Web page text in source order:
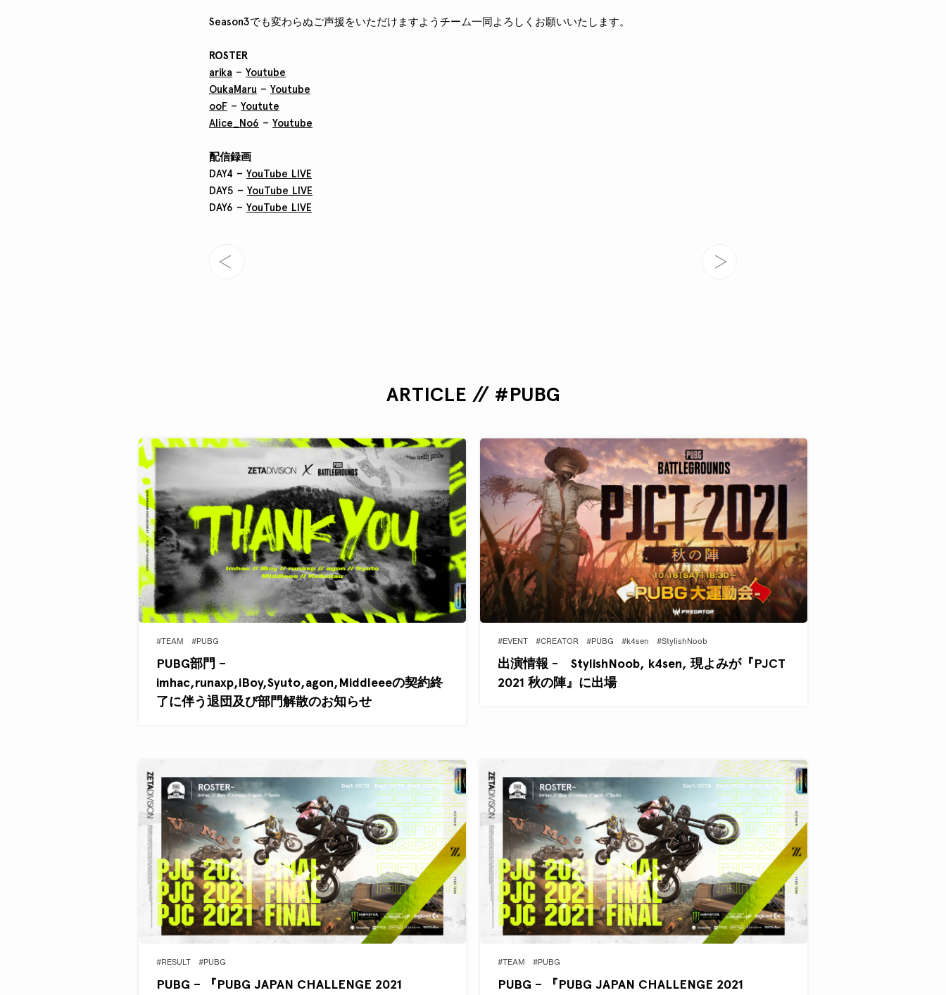
Season3でも変わらぬご声援をいただけますようチーム一同よろしくお願いいたします。
ROSTER
arika – Youtube
OukaMaru – Youtube
ooF – Youtute
Alice_No6 – Youtube
配信録画
DAY4 – YouTube LIVE
DAY5 – YouTube LIVE
DAY6 – YouTube LIVE
ARTICLE // #PUBG
#TEAM #PUBG
PUBG部門 –
imhac,runaxp,iBoy,Syuto,agon,Middleeeの契約終
了に伴う退団及び部門解散のお知らせ
#EVENT #CREATOR #PUBG #k4sen #StylishNoob
出演情報 - StylishNoob, k4sen, 現よみが『PJCT
2021 秋の陣』に出場
#RESULT #PUBG
PUBG – 『PUBG JAPAN CHALLENGE 2021
#TEAM #PUBG
PUBG – 『PUBG JAPAN CHALLENGE 2021